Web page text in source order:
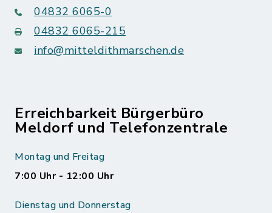
04832 6065-0
04832 6065-215
info@mitteldithmarschen.de
Erreichbarkeit Bürgerbüro
Meldorf und Telefonzentrale
Montag und Freitag
7:00 Uhr - 12:00 Uhr
Dienstag und Donnerstag